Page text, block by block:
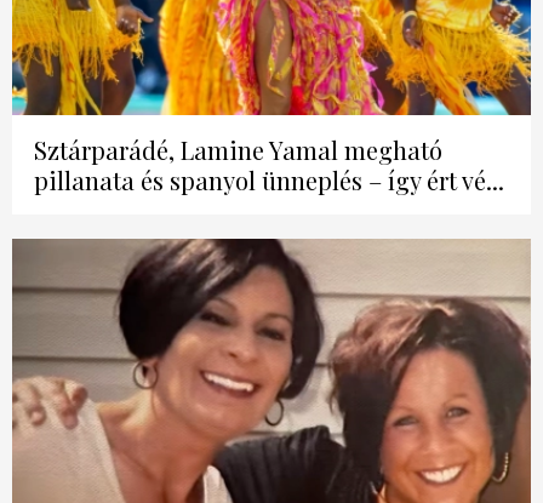
Sztárparádé, Lamine Yamal megható
pillanata és spanyol ünneplés – így ért vé...